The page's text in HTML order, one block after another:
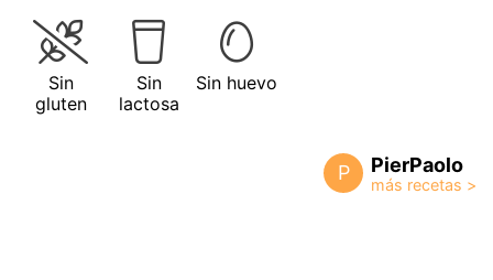
Sin
gluten
Sin
lactosa
Sin huevo
P PierPaolo